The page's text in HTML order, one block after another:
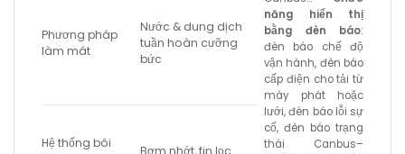
năng hiển thị
bằng đèn báo:
đèn báo chế độ
vận hành, đèn báo
cấp điện cho tải từ
máy phát hoặc
lưới, đèn báo lỗi sự
cố, đèn báo trạng
thái Canbus–
Phương pháp
làm mát
Nước & dung dịch
tuần hoàn cưỡng
bức
Hệ thống bôi
Bơm nhớt, fin lọc